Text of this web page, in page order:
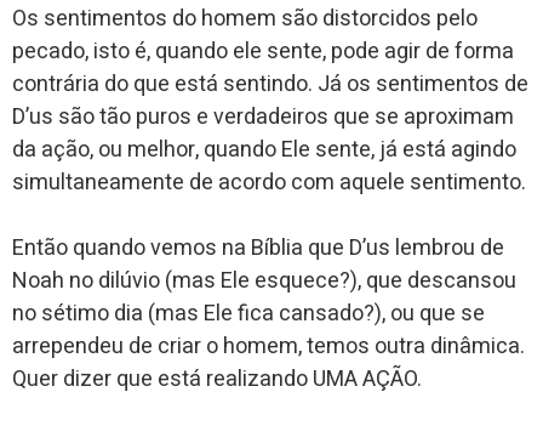
Os sentimentos do homem são distorcidos pelo
pecado, isto é, quando ele sente, pode agir de forma
contrária do que está sentindo. Já os sentimentos de
D’us são tão puros e verdadeiros que se aproximam
da ação, ou melhor, quando Ele sente, já está agindo
simultaneamente de acordo com aquele sentimento.
Então quando vemos na Bíblia que D’us lembrou de
Noah no dilúvio (mas Ele esquece?), que descansou
no sétimo dia (mas Ele fica cansado?), ou que se
arrependeu de criar o homem, temos outra dinâmica.
Quer dizer que está realizando UMA AÇÃO.